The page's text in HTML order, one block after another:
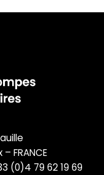
FRANCE
(0)4 79 62 19 69